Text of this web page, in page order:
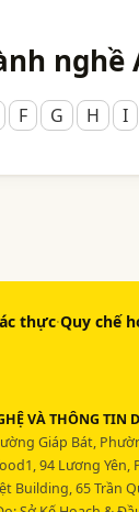
nghề
F G H I
thực·Quy chế
VÀ THÔNG TIN
Giáp Bát,
94 Lương Yên,
Building, 65 Trần